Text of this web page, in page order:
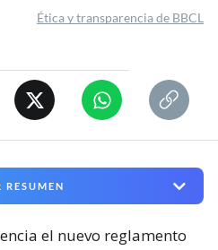
Ética y transparencia de BBCL
RESUMEN
el nuevo reglamento